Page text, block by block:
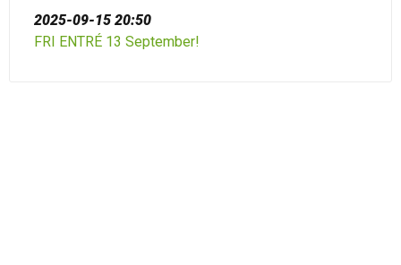
2025-09-15 20:50
FRI ENTRÉ 13 September!